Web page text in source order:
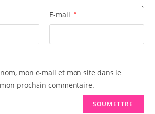
E-mail *
mon e-mail et mon site dans le
prochain commentaire.